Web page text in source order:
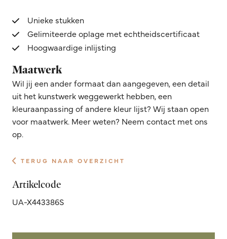
Unieke stukken
Gelimiteerde oplage met echtheidscertificaat
Hoogwaardige inlijsting
Maatwerk
Wil jij een ander formaat dan aangegeven, een detail
uit het kunstwerk weggewerkt hebben, een
kleuraanpassing of andere kleur lijst? Wij staan open
voor maatwerk. Meer weten? Neem contact met ons
op.
TERUG NAAR OVERZICHT
Artikelcode
UA-X443386S